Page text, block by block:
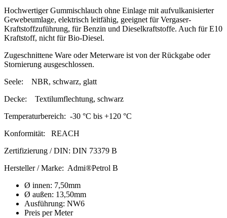
Hochwertiger Gummischlauch ohne Einlage mit aufvulkanisierter
Gewebeumlage, elektrisch leitfähig, geeignet für Vergaser-
Kraftstoffzuführung, für Benzin und Dieselkraftstoffe. Auch für E10
Kraftstoff, nicht für Bio-Diesel.
Zugeschnittene Ware oder Meterware ist von der Rückgabe oder
Stornierung ausgeschlossen.
Seele:
NBR, schwarz, glatt
Decke:
Textilumflechtung, schwarz
Temperaturbereich: -30 °C bis +120 °C
Konformität:
REACH
Zertifizierung / DIN: DIN 73379 B
Hersteller / Marke: Admi®Petrol B
Ø innen: 7,50mm
Ø außen: 13,50mm
Ausführung: NW6
Preis per Meter